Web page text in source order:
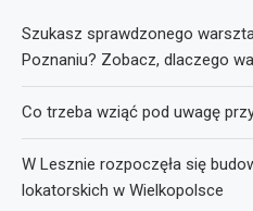
Szukasz sprawdzonego
Poznaniu? Zobacz, dlaczego
Co trzeba wziąć pod uwagę
W Lesznie rozpoczęła się
lokatorskich w Wielkopolsce